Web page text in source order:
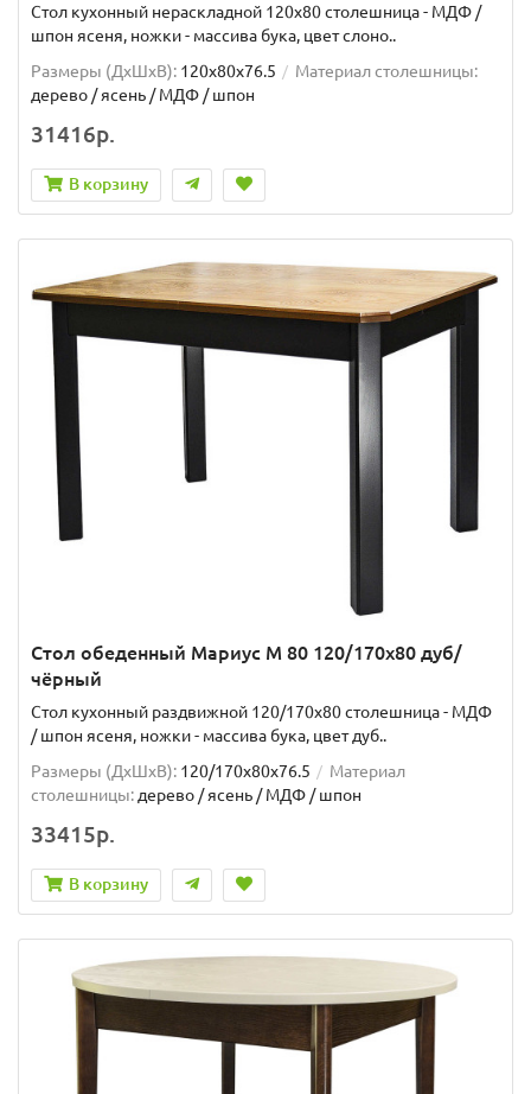
Стол кухонный нераскладной 120х80 столешница - МДФ /
шпон ясеня, ножки - массива бука, цвет слоно..
Размеры (ДхШxВ): 120х80х76.5
Материал столешницы:
дерево / ясень / МДФ / шпон
31416р.
В корзину
Стол обеденный Мариус М 80 120/170х80 дуб/
чёрный
Стол кухонный раздвижной 120/170х80 столешница - МДФ
/ шпон ясеня, ножки - массива бука, цвет дуб..
Размеры (ДхШxВ): 120/170х80х76.5
Материал
столешницы: дерево / ясень / МДФ / шпон
33415р.
В корзину